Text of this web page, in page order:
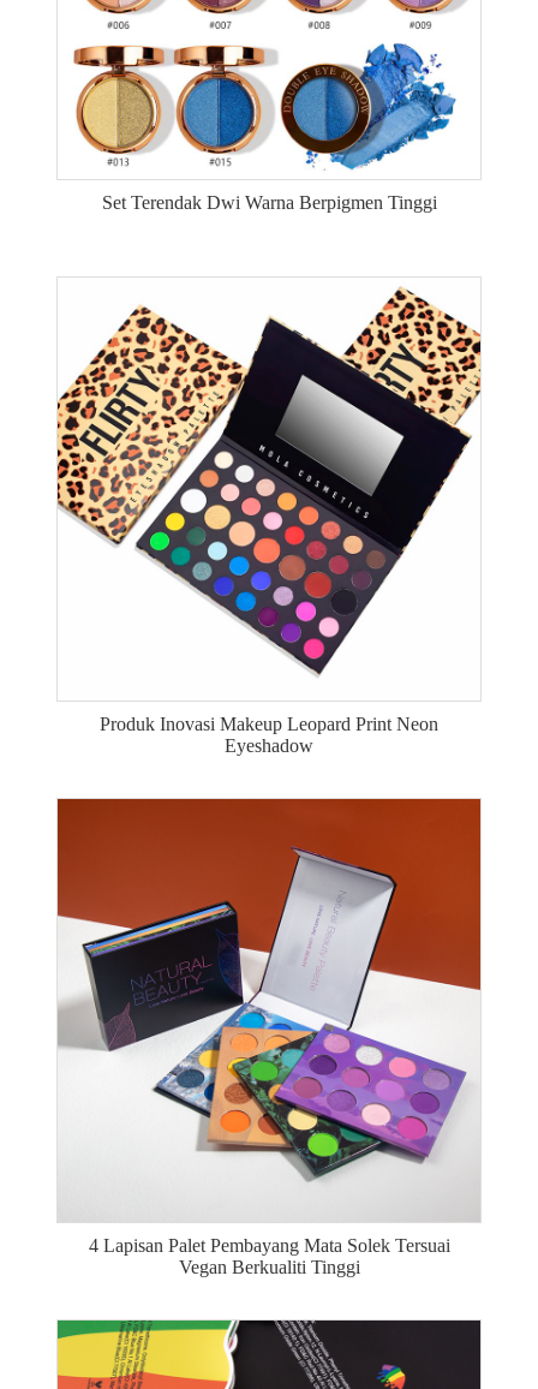
Set Terendak Dwi Warna Berpigmen Tinggi
Produk Inovasi Makeup Leopard Print Neon
Eyeshadow
4 Lapisan Palet Pembayang Mata Solek Tersuai
Vegan Berkualiti Tinggi